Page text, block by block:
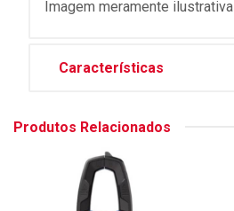
Imagem meramente ilustrativa
Características
Produtos Relacionados